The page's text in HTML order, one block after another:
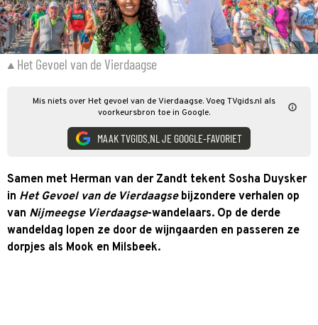
Het Gevoel van de Vierdaagse
Mis niets over Het gevoel van de Vierdaagse. Voeg TVgids.nl als
voorkeursbron toe in Google.
MAAK TVGIDS.NL JE GOOGLE-FAVORIET
Samen met Herman van der Zandt tekent Sosha Duysker
in Het Gevoel van de Vierdaagse bijzondere verhalen op
van Nijmeegse Vierdaagse-wandelaars. Op de derde
wandeldag lopen ze door de wijngaarden en passeren ze
dorpjes als Mook en Milsbeek.